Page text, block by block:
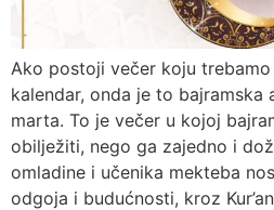
Ako postoji večer koju
kalendar, onda je to bajramska
marta. To je večer u kojoj
obilježiti, nego ga zajedno i
omladine i učenika mekteba
odgoja i budućnosti, kroz